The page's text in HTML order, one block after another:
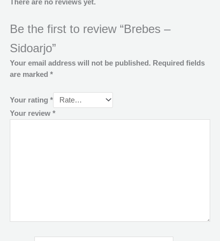
There are no reviews yet.
Be the first to review “Brebes –
Sidoarjo”
Your email address will not be published. Required fields
are marked *
Your rating *
Your review *